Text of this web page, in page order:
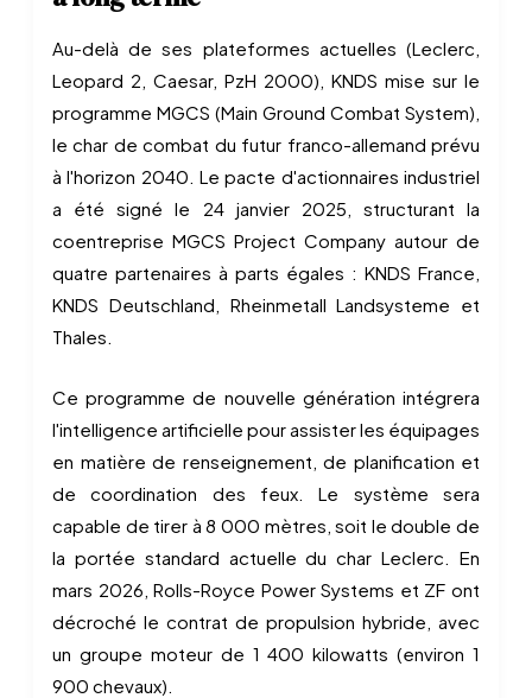
Au-delà de ses plateformes actuelles (Leclerc,
Leopard 2, Caesar, PzH 2000), KNDS mise sur le
programme MGCS (Main Ground Combat System),
le char de combat du futur franco-allemand prévu
à l'horizon 2040. Le pacte d'actionnaires industriel
a été signé le 24 janvier 2025, structurant la
coentreprise MGCS Project Company autour de
quatre partenaires à parts égales : KNDS France,
KNDS Deutschland, Rheinmetall Landsysteme et
Thales.
Ce programme de nouvelle génération intégrera
l'intelligence artificielle pour assister les équipages
en matière de renseignement, de planification et
de coordination des feux. Le système sera
capable de tirer à 8 000 mètres, soit le double de
la portée standard actuelle du char Leclerc. En
mars 2026, Rolls-Royce Power Systems et ZF ont
décroché le contrat de propulsion hybride, avec
un groupe moteur de 1 400 kilowatts (environ 1
900 chevaux).